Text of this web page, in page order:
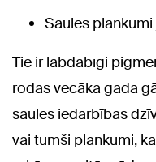
Saules
Tie ir labdabīgi
rodas vecāka gada
saules iedarbības
vai tumši plankumi,